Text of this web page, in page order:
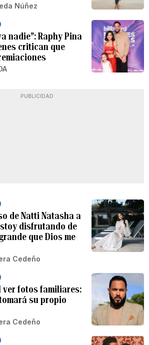
Núñez
nadie”: Raphy Pina
critican que
PUBLICIDAD
de Natti Natasha a
disfrutando de
que Dios me
Cedeño
ver fotos familiares:
su propio
Cedeño